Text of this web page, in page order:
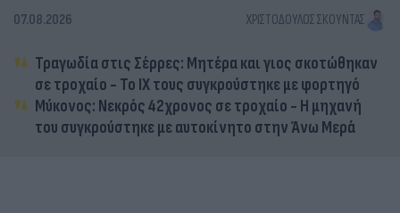
07.08.2026 ΧΡΙΣΤΌΔΟΥΛΟΣ ΣΚΟΎΝΤΑΣ
Τραγωδία στις Σέρρες: Μητέρα και γιος σκοτώθηκαν
σε τροχαίο - Το ΙΧ τους συγκρούστηκε με φορτηγό
Μύκονος: Νεκρός 42χρονος σε τροχαίο - Η μηχανή
του συγκρούστηκε με αυτοκίνητο στην Άνω Μερά